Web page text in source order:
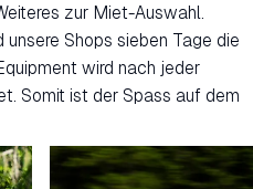
zur Miet-Auswahl.
unsere Shops sieben Tage die
wird nach jeder
Somit ist der Spass auf dem